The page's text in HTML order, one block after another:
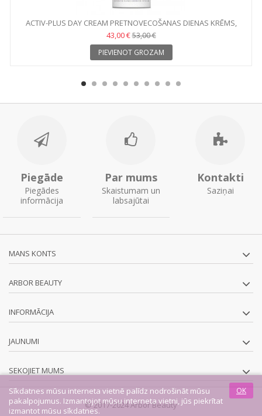
ACTIV-PLUS DAY CREAM PRETNOVECOŠANAS DIENAS KRĒMS,
50ML
43,00 €53,00 €
PIEVIENOT GROZAM
Piegāde
Piegādes
informācija
Par mums
Skaistumam un
labsajūtai
Kontakti
Saziņai
MANS KONTS
ARBOR BEAUTY
INFORMĀCIJA
JAUNUMI
SEKOJIET MUMS
© 2017-2024 Arbor Beauty
OK
Sīkdatnes mūsu interneta vietnē palīdz nodrošināt mūsu
pakalpojumus. Izmantojot mūsu interneta vietni, jūs piekrītat
izmantot mūsu sīkdatnes.